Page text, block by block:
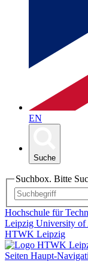
EN
Suche
Suchbox. Bitte
Hochschule für
Leipzig University of
HTWK Leipzig
Seiten Haupt-